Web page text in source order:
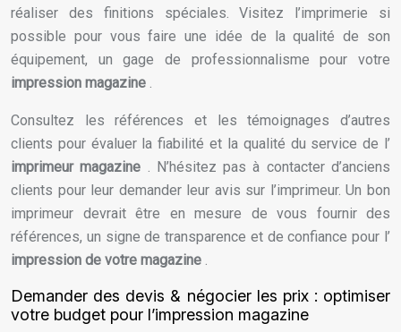
réaliser des finitions spéciales. Visitez l’imprimerie si
possible pour vous faire une idée de la qualité de son
équipement, un gage de professionnalisme pour votre
impression magazine .
Consultez les références et les témoignages d’autres
clients pour évaluer la fiabilité et la qualité du service de l’
imprimeur magazine . N’hésitez pas à contacter d’anciens
clients pour leur demander leur avis sur l’imprimeur. Un bon
imprimeur devrait être en mesure de vous fournir des
références, un signe de transparence et de confiance pour l’
impression de votre magazine .
Demander des devis & négocier les prix : optimiser
votre budget pour l’impression magazine